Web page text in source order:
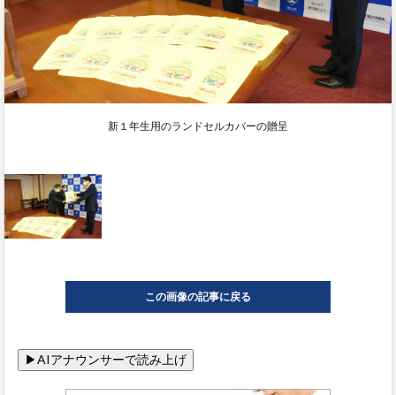
新１年生用のランドセルカバーの贈呈
この画像の記事に戻る